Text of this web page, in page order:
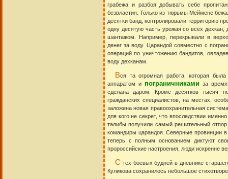
грабежа и разбоя добывать себе
безвластия. Только из тюрьмы Меймене
десятки банд, контролировали территорию
одну десятую часть урожая со всех
шантажом. Например, перекрывали в
денег за воду. Царандой совместно с
операций по уничтожению бандитов,
воду дехканам.
Вся та огромная работа, которая
аппаратом ипограничниками за
сделана даром. Кроме десятков тысяч
гражданских специалистов, на местах,
заложена новая правоохранительная
для кого не секрет, что впоследствии
талибы получили самый решительный
командиры царандоя. Северные провинции
теперь с полным основанием диктуют
пророссийские настроения, люди искренне
С тех боевых будней в дневнике
Куликова сохранилось небольшое